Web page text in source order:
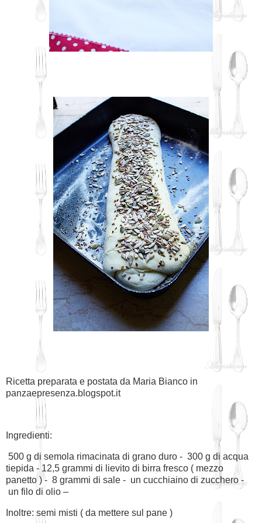
Ricetta preparata e postata da Maria Bianco in
panzaepresenza.blogspot.it
Ingredienti:
500 g di semola rimacinata di grano duro - 300 g di acqua
tiepida - 12,5 grammi di lievito di birra fresco ( mezzo
panetto ) - 8 grammi di sale - un cucchiaino di zucchero -
un filo di olio –
Inoltre: semi misti ( da mettere sul pane )